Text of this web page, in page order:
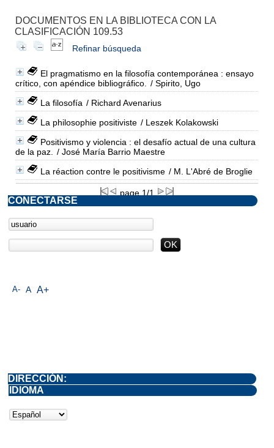
DOCUMENTOS EN LA BIBLIOTECA CON LA
CLASIFICACIÓN 109.53
Refinar búsqueda
El pragmatismo en la filosofía contemporánea : ensayo
crítico, con apéndice bibliográfico.
/ Spirito, Ugo
La filosofía / Richard Avenarius
La philosophie positiviste / Leszek Kolakowski
Positivismo y violencia : el desafío actual de una cultura
de la paz.
/ José María Barrio Maestre
La réaction contre le positivisme / M. L'Abré de Broglie
page 1/1
A- A A+
CONECTARSE
DIRECCIÓN:
IDIOMA